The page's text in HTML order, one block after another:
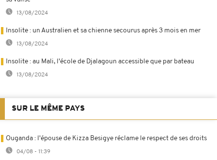
13/08/2024
Insolite : un Australien et sa chienne secourus après 3 mois en mer
13/08/2024
Insolite : au Mali, l'école de Djalagoun accessible que par bateau
13/08/2024
SUR LE MÊME PAYS
Ouganda : l'épouse de Kizza Besigye réclame le respect de ses droits
04/08 - 11:39